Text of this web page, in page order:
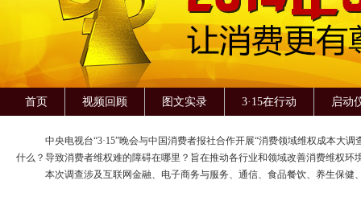
首页 视频回顾 图文实录 3·15在行动 启动
中央电视台“3·15”晚会与中国消费者报社合作开展“消费领域维权成本大调
什么？导致消费者维权难的障碍在哪里？旨在推动各行业和领域改善消费维权环
本次调查涉及互联网金融、电子商务与服务、通信、食品餐饮、养生保健